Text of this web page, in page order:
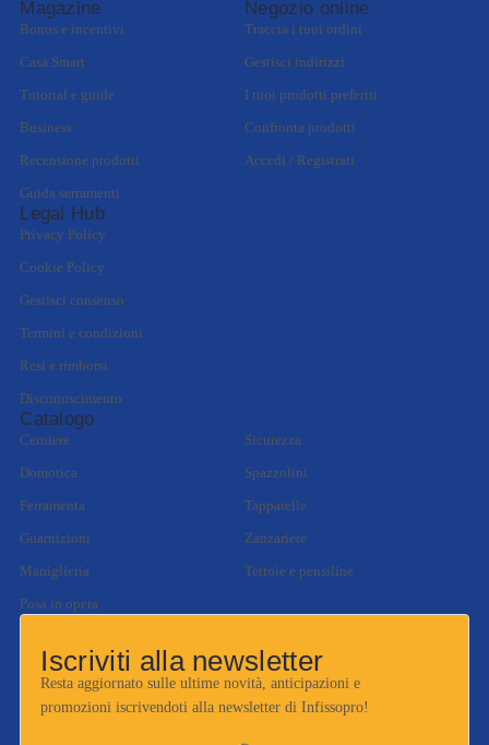
Magazine
Bonus e incentivi
Casa Smart
Tutorial e guide
Business
Recensione prodotti
Guida serramenti
Negozio online
Traccia i tuoi ordini
Gestisci indirizzi
I tuoi prodotti preferiti
Confronta prodotti
Accedi / Registrati
Legal Hub
Privacy Policy
Cookie Policy
Gestisci consenso
Termini e condizioni
Resi e rimborsi
Disconoscimento
Catalogo
Cerniere
Domotica
Ferramenta
Guarnizioni
Maniglieria
Posa in opera
Sicurezza
Spazzolini
Tapparelle
Zanzariere
Tettoie e pensiline
Iscriviti alla newsletter
Resta aggiornato sulle ultime novità, anticipazioni e
promozioni iscrivendoti alla newsletter di Infissopro!